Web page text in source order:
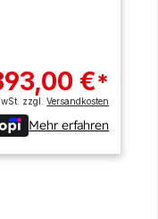
€*
zzgl.Versandkosten
Mehr erfahren